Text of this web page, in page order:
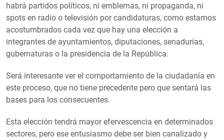
habrá partidos políticos, ni emblemas, ni propaganda, ni
spots en radio o televisión por candidaturas, como estamos
acostumbrados cada vez que hay una elección a
integrantes de ayuntamientos, diputaciones, senadurías,
gubernaturas o la presidencia de la República.
Será interesante ver el comportamiento de la ciudadanía en
este proceso, que no tiene precedente pero que sentará las
bases para los consecuentes.
Esta elección tendrá mayor efervescencia en determinados
sectores, pero ese entusiasmo debe ser bien canalizado y